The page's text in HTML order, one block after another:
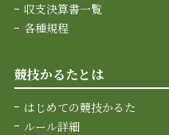
収支決算書一覧
各種規程
競技かるたとは
はじめての競技かるた
ルール詳細